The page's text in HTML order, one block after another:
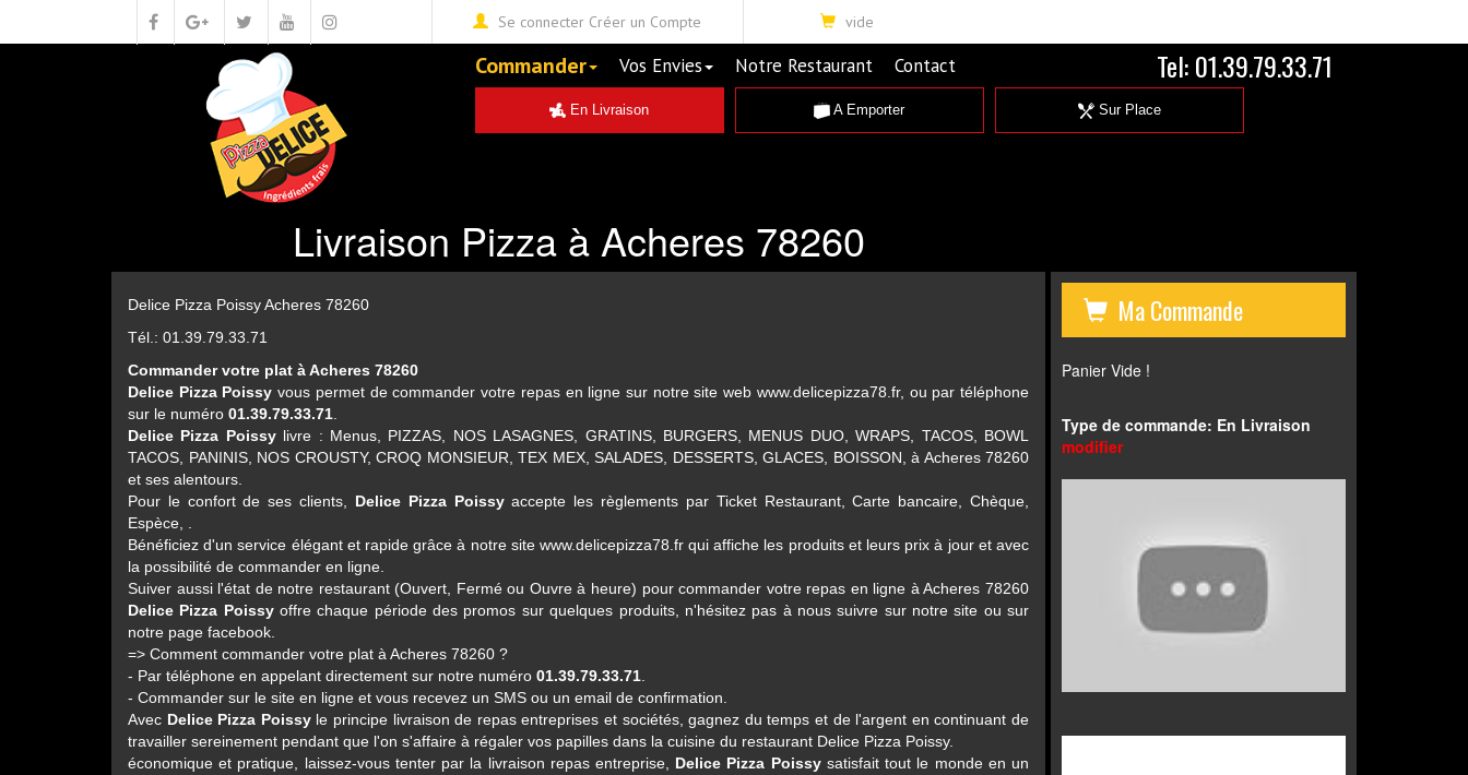
Se connecter Créer un Compte vide
Tel:01.39.79.33.71
Commander Vos Envies Notre Restaurant Contact
En Livraison A Emporter Sur Place
Livraison Pizza à Acheres 78260
Delice Pizza Poissy Acheres 78260
Tél.: 01.39.79.33.71
Commander votre plat à Acheres 78260
Delice Pizza Poissy vous permet de commander votre repas en ligne sur notre site web www.delicepizza78.fr, ou par téléphone
sur le numéro 01.39.79.33.71
Delice Pizza Poissylivre : Menus, PIZZAS, NOS LASAGNES, GRATINS, BURGERS, MENUS DUO, WRAPS, TACOS, BOWL
TACOS, PANINIS, NOS CROUSTY, CROQ MONSIEUR, TEX MEX, SALADES, DESSERTS, GLACES, BOISSON, à Acheres 78260
et ses alentours.
Pour le confort de ses clients, Delice Pizza Poissyaccepte les règlements par Ticket Restaurant, Carte bancaire, Chèque,
Espèce, .
Bénéficiez d'un service élégant et rapide grâce à notre site www.delicepizza78.fr qui affiche les produits et leurs prix à jour et avec
la possibilité de commander en ligne.
Suiver aussi l'état de notre restaurant (Ouvert, Fermé ou Ouvre à heure) pour commander votre repas en ligne à Acheres 78260
Delice Pizza Poissyoffre chaque période des promos sur quelques produits, n'hésitez pas à nous suivre sur notre site ou sur
notre page facebook.
=> Comment commander votre plat à Acheres 78260 ?
- Par téléphone en appelant directement sur notre numéro 01.39.79.33.71
- Commander sur le site en ligne et vous recevez un SMS ou un email de confirmation.
Avec Delice Pizza Poissyle principe livraison de repas entreprises et sociétés, gagnez du temps et de l'argent en continuant de
travailler sereinement pendant que l'on s'affaire à régaler vos papilles dans la cuisine du restaurant Delice Pizza Poissy.
économique et pratique, laissez-vous tenter par la livraison repas entreprise, Delice Pizza Poissysatisfait tout le monde en un
Ma Commande
Panier Vide !
Type de commande: En Livraison
modifier